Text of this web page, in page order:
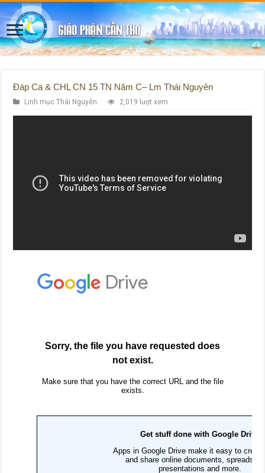
Đáp Ca & CHL CN 15 TN Năm C– Lm Thái Nguyên
Linh mục Thái Nguyên 2,019 lượt xem